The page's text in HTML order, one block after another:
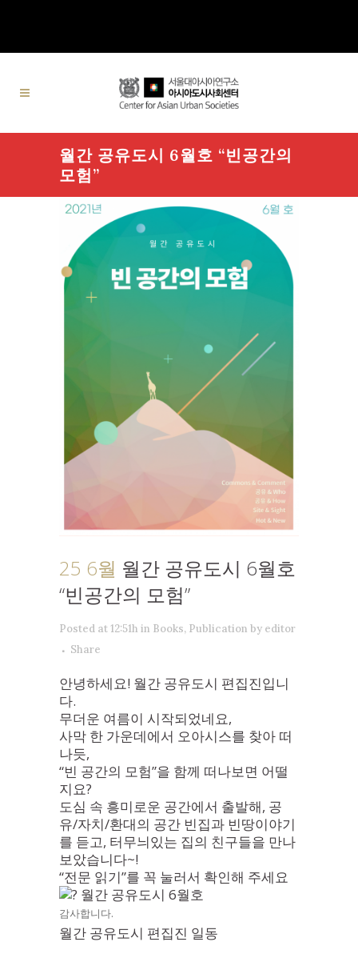
월간 공유도시 6월호 “빈공간의
모험”
25 6월 월간 공유도시 6월호
“빈공간의 모험”
Posted at 12:51h in Books, Publication by editor
Share
안녕하세요! 월간 공유도시 편집진입니
다.
무더운 여름이 시작되었네요,
사막 한 가운데에서 오아시스를 찾아 떠
나듯,
“빈 공간의 모험”을 함께 떠나보면 어떨
지요?
도심 속 흥미로운 공간에서 출발해, 공
유/자치/환대의 공간 빈집과 빈땅이야기
를 듣고, 터무늬있는 집의 친구들을 만나
보았습니다~!
“전문 읽기”를 꼭 눌러서 확인해 주세요
월간 공유도시 6월호
감사합니다.
월간 공유도시 편집진 일동